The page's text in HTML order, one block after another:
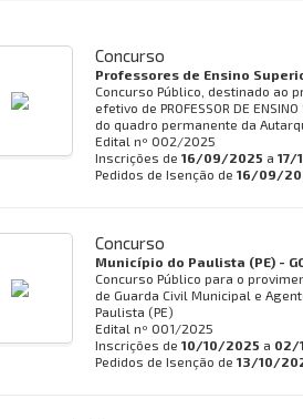
Concurso
Professores de Ensino
Concurso Público, destinado ao
efetivo de PROFESSOR DE
do quadro permanente da
Edital nº 002/2025
Inscrições de 16/09/2025 a 17/
Pedidos de Isenção de 16/09/
Concurso
Município do Paulista (PE) -
Concurso Público para o
de Guarda Civil Municipal e
Paulista (PE)
Edital nº 001/2025
Inscrições de 10/10/2025 a 02/
Pedidos de Isenção de 13/10/